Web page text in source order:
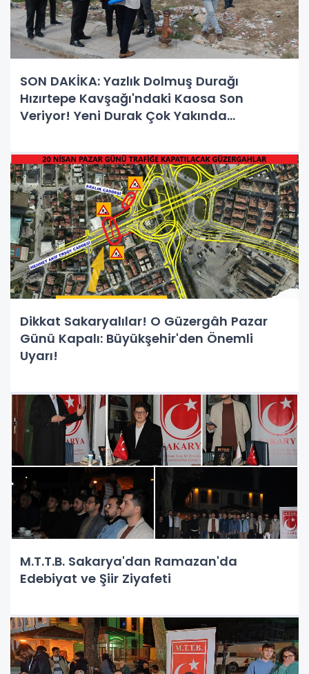
SON DAKİKA: Yazlık Dolmuş Durağı
Hızırtepe Kavşağı'ndaki Kaosa Son
Veriyor! Yeni Durak Çok Yakında
Dikkat Sakaryalılar! O Güzergâh Pazar
Günü Kapalı: Büyükşehir'den Önemli
Uyarı!
M.T.T.B. Sakarya'dan Ramazan'da
Edebiyat ve Şiir Ziyafeti